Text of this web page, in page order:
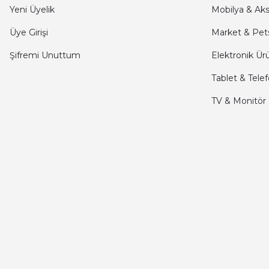
kargo hızlı
mehmet yıldız | 19/06/2025
seiko astron kordon 7x52
Yeni Üyelik
Üye Girişi
Şifremi Unuttum
Mobilya &
Market &
Elektronik
Tablet &
TV & Monitör